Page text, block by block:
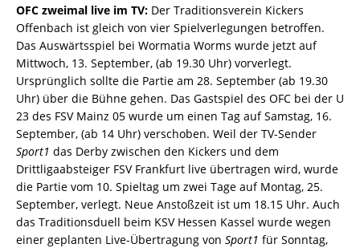
OFC zweimal live im TV: Der Traditionsverein Kickers
Offenbach ist gleich von vier Spielverlegungen betroffen.
Das Auswärtsspiel bei Wormatia Worms wurde jetzt auf
Mittwoch, 13. September, (ab 19.30 Uhr) vorverlegt.
Ursprünglich sollte die Partie am 28. September (ab 19.30
Uhr) über die Bühne gehen. Das Gastspiel des OFC bei der U
23 des FSV Mainz 05 wurde um einen Tag auf Samstag, 16.
September, (ab 14 Uhr) verschoben. Weil der TV-Sender
Sport1 das Derby zwischen den Kickers und dem
Drittligaabsteiger FSV Frankfurt live übertragen wird, wurde
die Partie vom 10. Spieltag um zwei Tage auf Montag, 25.
September, verlegt. Neue Anstoßzeit ist um 18.15 Uhr. Auch
das Traditionsduell beim KSV Hessen Kassel wurde wegen
einer geplanten Live-Übertragung von Sport1 für Sonntag,